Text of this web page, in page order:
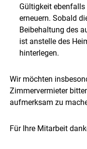
Gültigkeit
erneuern. Sobald
Beibehaltung des
ist anstelle des
hinterlegen.
Wir möchten
Zimmervermieter
aufmerksam zu
Für Ihre Mitarbeit